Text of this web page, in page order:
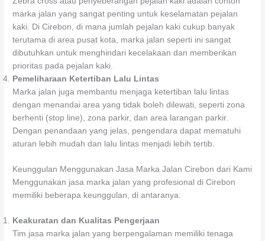
marka jalan yang sangat penting untuk keselamatan pejalan
kaki. Di Cirebon, di mana jumlah pejalan kaki cukup banyak
terutama di area pusat kota, marka jalan seperti ini sangat
dibutuhkan untuk menghindari kecelakaan dan memberikan
prioritas pada pejalan kaki.
Pemeliharaan Ketertiban Lalu Lintas
Marka jalan juga membantu menjaga ketertiban lalu lintas
dengan menandai area yang tidak boleh dilewati, seperti zona
berhenti (stop line), zona parkir, dan area larangan parkir.
Dengan penandaan yang jelas, pengendara dapat mematuhi
aturan lebih mudah dan lalu lintas menjadi lebih tertib.
Keunggulan Menggunakan Jasa Marka Jalan Cirebon dari Kami
Menggunakan jasa marka jalan yang profesional di Cirebon
memiliki beberapa keunggulan, di antaranya:
Keakuratan dan Kualitas Pengerjaan
Tim jasa marka jalan yang berpengalaman memiliki tenaga